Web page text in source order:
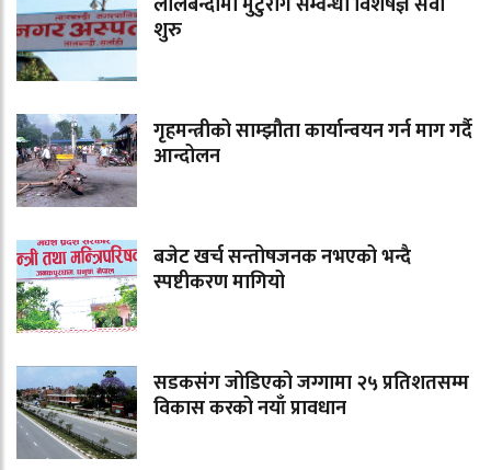
शुरु
गृहमन्त्रीको साम्झौता कार्यान्वयन गर्न माग गर्दै
आन्दोलन
बजेट खर्च सन्तोषजनक नभएको भन्दै
स्पष्टीकरण मागियो
सडकसंग जोडिएको जग्गामा २५ प्रतिशतसम्म
विकास करको नयाँ प्रावधान